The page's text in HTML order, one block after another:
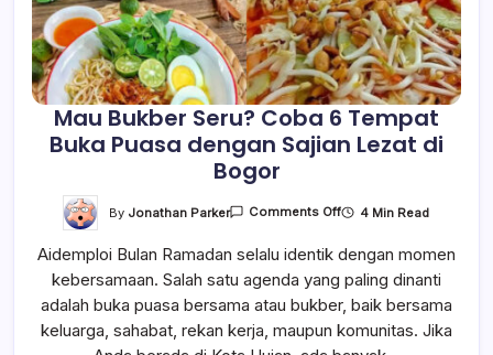
Mau Bukber Seru? Coba 6 Tempat
Buka Puasa dengan Sajian Lezat di
Bogor
By Jonathan Parker Comments OffOn
Seru?
Coba
6
Tempat
Buka
Puasa
Dengan
4 Min Read
Aidemploi Bulan Ramadan selalu identik dengan momen
kebersamaan. Salah satu agenda yang paling dinanti
adalah buka puasa bersama atau bukber, baik bersama
keluarga, sahabat, rekan kerja, maupun komunitas. Jika